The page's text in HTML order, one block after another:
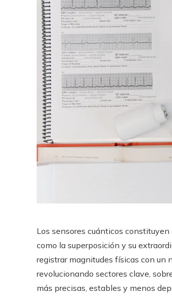
Los sensores cuánticos
como la superposición y su
registrar magnitudes físicas con un
revolucionando sectores clave,
más precisas, estables y menos